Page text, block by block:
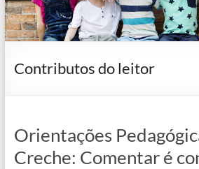
Contributos do leitor
Orientações
Creche: Comentar é